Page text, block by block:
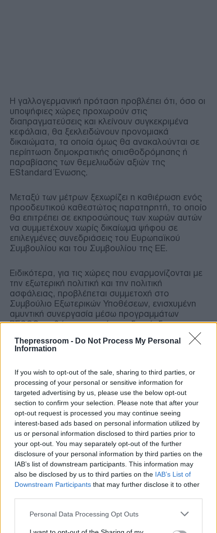
Thepressroom - Do Not Process My Personal
Information
If you wish to opt-out of the sale, sharing to third parties, or
processing of your personal or sensitive information for
targeted advertising by us, please use the below opt-out
section to confirm your selection. Please note that after your
opt-out request is processed you may continue seeing
interest-based ads based on personal information utilized by
us or personal information disclosed to third parties prior to
your opt-out. You may separately opt-out of the further
disclosure of your personal information by third parties on the
IAB’s list of downstream participants. This information may
also be disclosed by us to third parties on the IAB’s List of
Downstream Participants that may further disclose it to other
Please note that this website/app uses one or more Google
Personal Data Processing Opt Outs
Η γαλλογερμανική πρόταση προβλέπει ότι, όσο οι
υποψήφιες χώρες προχωρούν στις
διαπραγματεύσεις και κλείνουν συγκεκριμένα
κεφάλαια, θα ξεκλειδώνουν προνομιακά
δικαιώματα, τα οποία όμως θα ανακαλούνται σε
περίπτωση δημοκρατικής οπισθοδρόμησης ή
παραβίασης των θεμελιωδών αξιών της
ΕStandard Ένωσης.
Μεταξύ των μέτρων ξεχωρίζει η καθιέρωση ενός
προοδευτικού καθεστώτος παρατηρητή, το οποίο
θα επιτρέπει σε εκπροσώπους των χωρών αυτών
να συμμετέχουν χωρίς δικαίωμα ψήφου σε
επιλεγμένες συνεδριάσεις του Ευρωπαϊκού
Συμβουλίου και του Συμβουλίου της ΕΕ.
Ειδικότερα, για τις χώρες που εναρμονίζονται με
την εξωτερική πολιτική και την πολιτική
ασφάλειας, προβλέπεται συμμετοχή στο
Συμβούλιο Εξωτερικών Υποθέσεων, ενισχυμένη
αμυντική συνεργασία μέσω προγραμμάτων
PESCO, καθώς και στενότερη διασύνδεση με τον
κυβερνοασφάλειας.
Παράλληλα, το σχέδιο δίνει ιδιαίτερη έμφαση
στην καθημερινότητα και την οικονομία,
εισηγούμενο την πλήρη ένταξη των υποψηφίων σε
εμβληματικά προγράμματα όπως το Erasmus+ και
το Horizon Europe, καθώς και την τομεακή τους
ενσωμάτωση σε υποδομές όπως ο Ενιαίος Χώρος
Πληρωμών σε Ευρώ (SEPA) και η ευρωπαϊκή ζώνη
δωρεάν περιαγωγής. Η πλέον φιλόδοξη πτυχή του
εγγράφου αφορά στην υιοθέτηση ενός
«μοντέλου ΕΟΧ+» για πλήρη συμμετοχή στην
Ενιαία Αγορά, υπό την προϋπόθεση ότι οι
ενδιαφερόμενες χώρες θα εφαρμόσουν το
ευρωπαϊκό κεκτημένο που σχετίζεται με τις
πρώτες πέντε θεματικές δέσμες των
διαπραγματεύσεων.